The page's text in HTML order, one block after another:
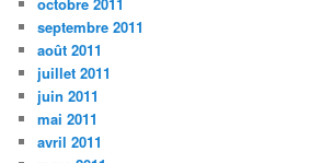
septembre 2011
août 2011
juillet 2011
juin 2011
mai 2011
avril 2011